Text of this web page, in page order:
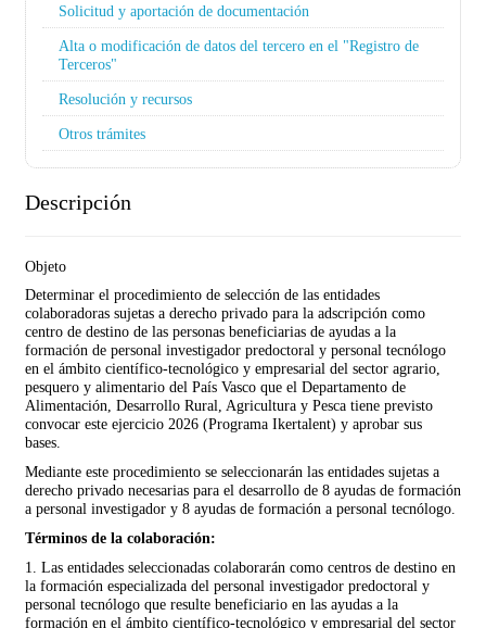
Solicitud y aportación de documentación
Alta o modificación de datos del tercero en el "Registro de
Terceros"
Resolución y recursos
Otros trámites
Descripción
Objeto
Determinar el procedimiento de selección de las entidades
colaboradoras sujetas a derecho privado para la adscripción como
centro de destino de las personas beneficiarias de ayudas a la
formación de personal investigador predoctoral y personal tecnólogo
en el ámbito científico-tecnológico y empresarial del sector agrario,
pesquero y alimentario del País Vasco que el Departamento de
Alimentación, Desarrollo Rural, Agricultura y Pesca tiene previsto
convocar este ejercicio 2026 (Programa Ikertalent) y aprobar sus
bases.
Mediante este procedimiento se seleccionarán las entidades sujetas a
derecho privado necesarias para el desarrollo de 8 ayudas de formación
a personal investigador y 8 ayudas de formación a personal tecnólogo.
Términos de la colaboración:
1. Las entidades seleccionadas colaborarán como centros de destino en
la formación especializada del personal investigador predoctoral y
personal tecnólogo que resulte beneficiario en las ayudas a la
formación en el ámbito científico-tecnológico y empresarial del sector